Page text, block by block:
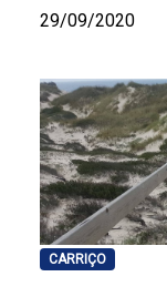
29/09/2020
CARRIÇO